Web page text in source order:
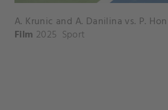
Film 2025 Sport